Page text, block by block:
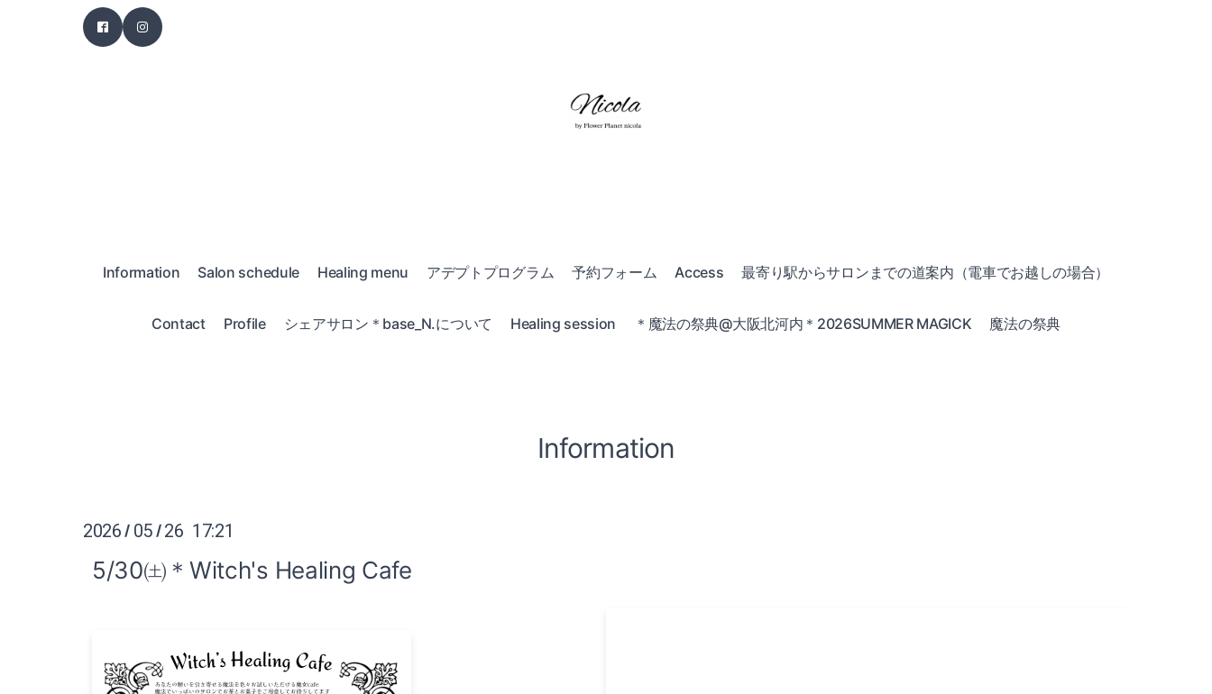
Information Salon schedule Healing menu アデプトプログラム 予約フォーム Access 最寄り駅からサロンまでの道案内（電車でお越しの場合）
Contact Profile シェアサロン＊base_N.について Healing session ＊魔法の祭典@大阪北河内＊2026SUMMER MAGICK 魔法の祭典
Information
2026 / 05 / 26 17:21
5/30㈯＊Witch's Healing Cafe